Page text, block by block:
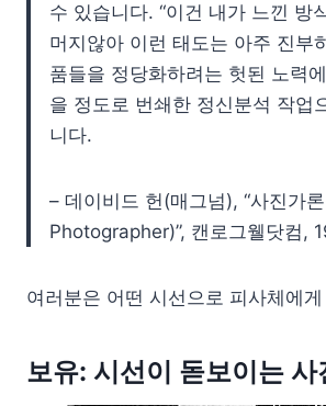
수 있습니다. “이건 내가 느낀 방
머지않아 이런 태도는 아주 진부
품들을 정당화하려는 헛된 노력
을 정도로 번쇄한 정신분석 작업
니다.
– 데이비드 헌(매그넘), “사진가
Photographer)”, 캔로그웰닷컴,
여러분은 어떤 시선으로 피사체에
보유: 시선이 돋보이는 사